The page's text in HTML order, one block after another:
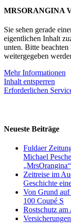
MRSORANGINA
Sie sehen gerade
eigentlichen Inhalt
unten. Bitte
weitergegeben
Mehr Informationen
Inhalt entsperren
Erforderlichen
Neueste Beiträge
Fuldaer
Michael
„MrsOrangina“
Zeitreise im
Geschichte
Von Grund
100 Coupé S
Rostschutz am